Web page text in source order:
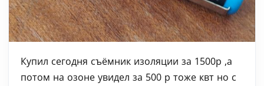
Купил сегодня съёмник изоляции за 1500р ,а
потом на озоне увидел за 500 р тоже квт но с